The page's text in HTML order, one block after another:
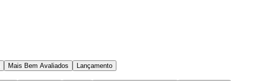
Mais Bem Avaliados Lançamento